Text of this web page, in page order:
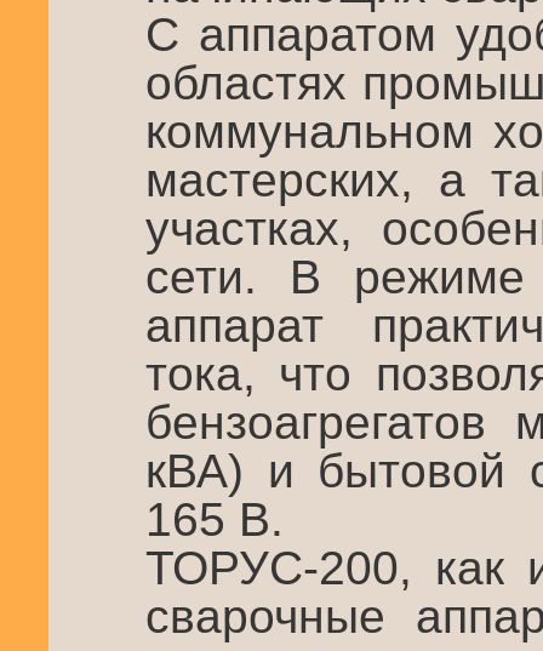
С аппаратом
областях
коммунальном
мастерских, а
участках,
сети. В режиме
аппарат
тока, что
кВА) и бытовой
165 В.
ТОРУС-200, как
сварочные